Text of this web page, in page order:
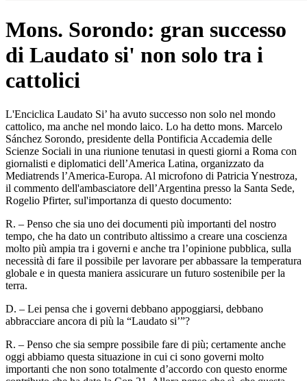
Mons. Sorondo: gran successo
di Laudato si' non solo tra i
cattolici
L'Enciclica Laudato Si’ ha avuto successo non solo nel mondo
cattolico, ma anche nel mondo laico. Lo ha detto mons. Marcelo
Sánchez Sorondo, presidente della Pontificia Accademia delle
Scienze Sociali in una riunione tenutasi in questi giorni a Roma con
giornalisti e diplomatici dell’America Latina, organizzato da
Mediatrends l’America-Europa. Al microfono di Patricia Ynestroza,
il commento dell'ambasciatore dell’Argentina presso la Santa Sede,
Rogelio Pfirter, sul'importanza di questo documento:
R. – Penso che sia uno dei documenti più importanti del nostro
tempo, che ha dato un contributo altissimo a creare una coscienza
molto più ampia tra i governi e anche tra l’opinione pubblica, sulla
necessità di fare il possibile per lavorare per abbassare la temperatura
globale e in questa maniera assicurare un futuro sostenibile per la
terra.
D. – Lei pensa che i governi debbano appoggiarsi, debbano
abbracciare ancora di più la “Laudato si’”?
R. – Penso che sia sempre possibile fare di più; certamente anche
oggi abbiamo questa situazione in cui ci sono governi molto
importanti che non sono totalmente d’accordo con questo enorme